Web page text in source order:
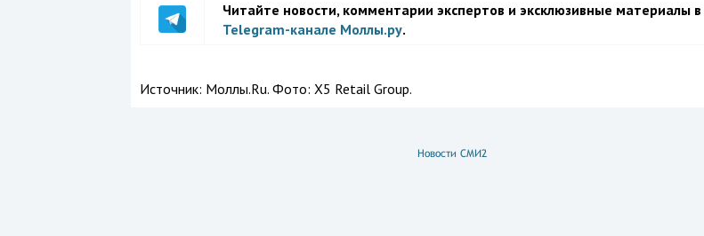
Читайте новости, комментарии экспертов и эксклюзивные материалы в
Telegram-канале Моллы.ру.
Источник: Моллы.Ru. Фото: X5 Retail Group.
Новости СМИ2